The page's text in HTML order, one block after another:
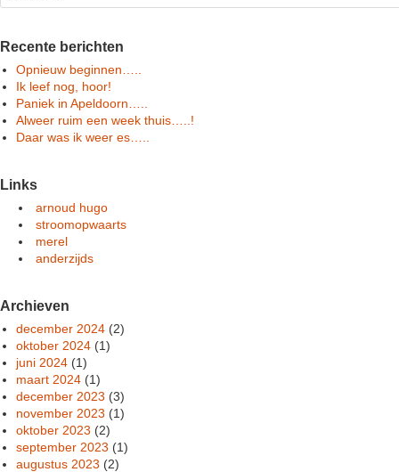
Recente berichten
Opnieuw beginnen…..
Ik leef nog, hoor!
Paniek in Apeldoorn…..
Alweer ruim een week thuis…..!
Daar was ik weer es…..
Links
arnoud hugo
stroomopwaarts
merel
anderzijds
Archieven
december 2024 (2)
oktober 2024 (1)
juni 2024 (1)
maart 2024 (1)
december 2023 (3)
november 2023 (1)
oktober 2023 (2)
september 2023 (1)
augustus 2023 (2)